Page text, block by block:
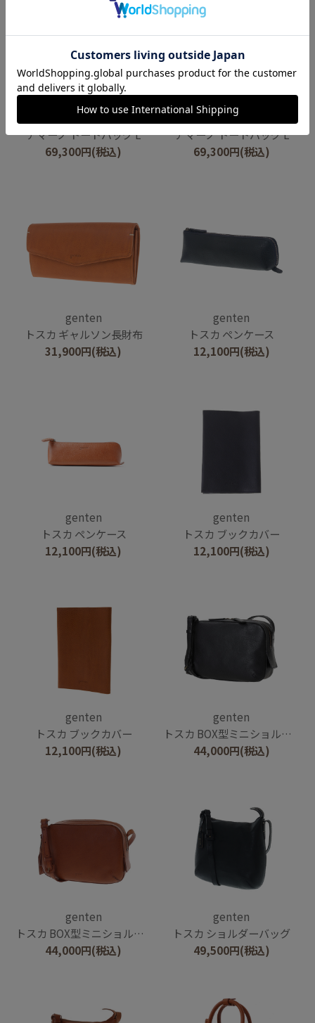
genten
アマーノ トートバッグ L
69,300円(税込)
genten
アマーノ トートバッグ L
69,300円(税込)
genten
トスカ ギャルソン長財布
31,900円(税込)
genten
トスカ ペンケース
12,100円(税込)
genten
トスカ ペンケース
12,100円(税込)
genten
トスカ ブックカバー
12,100円(税込)
genten
トスカ ブックカバー
12,100円(税込)
genten
トスカ BOX型ミニショルダーバッグ
44,000円(税込)
genten
トスカ BOX型ミニショルダーバッグ
44,000円(税込)
genten
トスカ ショルダーバッグ
49,500円(税込)